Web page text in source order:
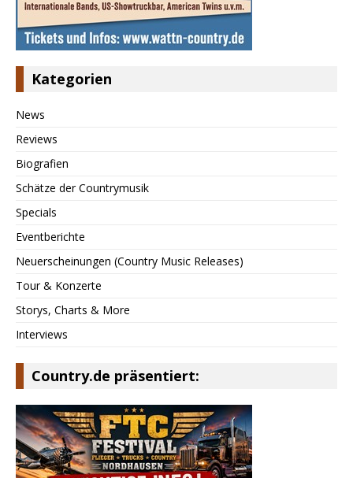
Kategorien
News
Reviews
Biografien
Schätze der Countrymusik
Specials
Eventberichte
Neuerscheinungen (Country Music Releases)
Tour & Konzerte
Storys, Charts & More
Interviews
Country.de präsentiert: